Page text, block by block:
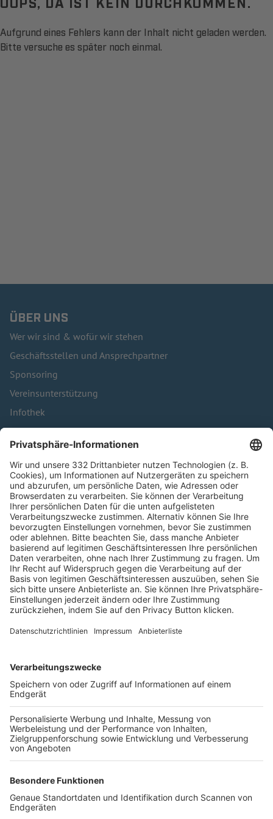
Aufgrund eines Fehlers kann der Inhalt nicht geladen werden.
Bitte versuche es später noch einmal.
ÜBER UNS
Wer wir sind & wofür wir stehen
Geschäftsstellen und Ansprechpartner
Sponsoring
Vereinsunterstützung
Infothek
Kontakt
HÄUFIG BESUCHTE SEITEN
Pässe und Vereinswechsel
Trainerausbildung
Schulungsangebot Vereinsmitarbeiter
BFV-Geschäftsstellen
Trainerbörse
Login SpielPlus
FOLGE DEM BFV
TOP-VEREINE
TOP-PARTNER